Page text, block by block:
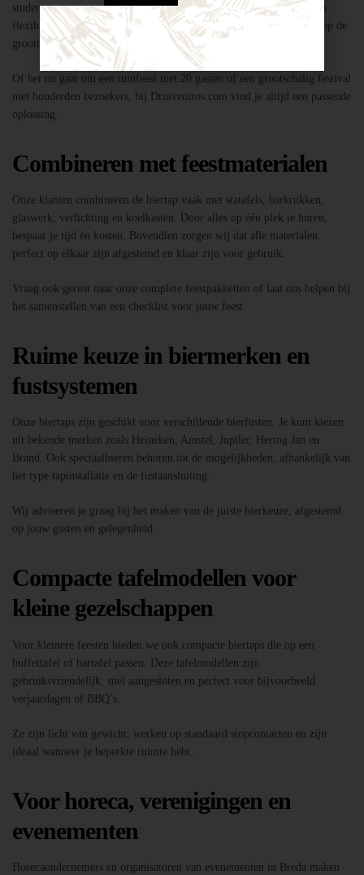
studentenfeestjes en verenigingsactiviteiten. Dankzij de mobiliteit en
flexibiliteit van onze tapinstallaties kunnen we moeiteloos inspelen op de
grootte en aard van elk evenement.
Of het nu gaat om een tuinfeest met 20 gasten of een grootschalig festival
met honderden bezoekers, bij Druiventros.com vind je altijd een passende
oplossing.
Combineren met feestmaterialen
Onze klanten combineren de biertap vaak met statafels, barkrukken,
glaswerk, verlichting en koelkasten. Door alles op één plek te huren,
bespaar je tijd én kosten. Bovendien zorgen wij dat alle materialen
perfect op elkaar zijn afgestemd en klaar zijn voor gebruik.
Vraag ook gerust naar onze complete feestpakketten of laat ons helpen bij
het samenstellen van een checklist voor jouw feest.
Ruime keuze in biermerken en
fustsystemen
Onze biertaps zijn geschikt voor verschillende bierfusten. Je kunt kiezen
uit bekende merken zoals Heineken, Amstel, Jupiler, Hertog Jan en
Brand. Ook speciaalbieren behoren tot de mogelijkheden, afhankelijk van
het type tapinstallatie en de fustaansluiting.
Wij adviseren je graag bij het maken van de juiste bierkeuze, afgestemd
op jouw gasten en gelegenheid.
Compacte tafelmodellen voor
kleine gezelschappen
Voor kleinere feesten bieden we ook compacte biertaps die op een
buffettafel of bartafel passen. Deze tafelmodellen zijn
gebruiksvriendelijk, snel aangesloten en perfect voor bijvoorbeeld
verjaardagen of BBQ’s.
Ze zijn licht van gewicht, werken op standaard stopcontacten en zijn
ideaal wanneer je beperkte ruimte hebt.
Voor horeca, verenigingen en
evenementen
Horecaondernemers en organisatoren van evenementen in Breda maken